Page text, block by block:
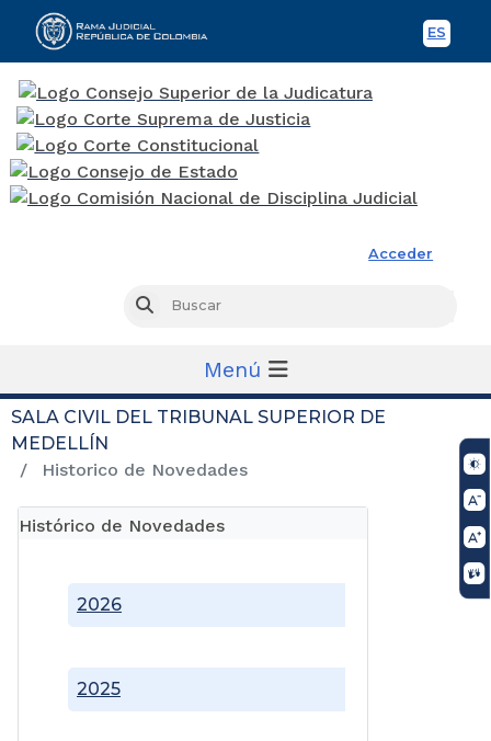
ES
Acceder
Buscar
Menú
SALA CIVIL DEL TRIBUNAL SUPERIOR DE
MEDELLÍN
Historico de Novedades
Histórico de Novedades
2025
2026